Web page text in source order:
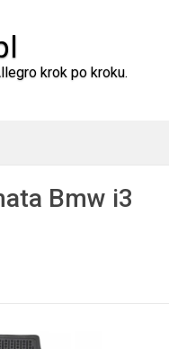
krok po kroku.
Bmw i3